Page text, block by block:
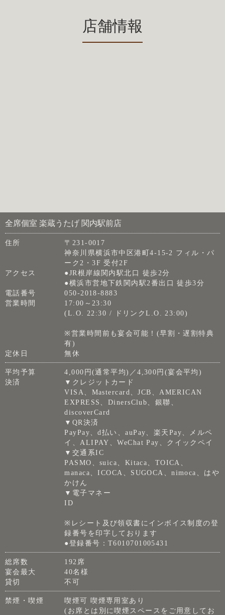
店舗情報
全席個室 楽蔵うたげ 関内駅前店
住所
〒231-0017
神奈川県横浜市中区港町4-15-2 フィル・パ
ーク2・3F 受付2F
アクセス
●JR根岸線関内駅北口 徒歩2分
●横浜市営地下鉄関内駅2番出口 徒歩3分
電話番号
050-2018-8883
営業時間
17:00～23:30
(L.O. 22:30 / ドリンクL.O. 23:00)
※営業時間前も宴会可能！(早割・遅割特典
有)
定休日
無休
平均予算
4,000円(通常平均)／4,300円(宴会平均)
決済
▼クレジットカード
VISA、Mastercard、JCB、AMERICAN
EXPRESS、DinersClub、銀聯、
discoverCard
▼QR決済
PayPay、d払い、auPay、楽天Pay、メルペ
イ、ALIPAY、WeChat Pay、クイックペイ
▼交通系IC
PASMO、suica、Kitaca、TOICA、
manaca、ICOCA、SUGOCA、nimoca、はや
かけん
▼電子マネー
ID
※レシート及び領収書にインボイス制度の登
録番号を印字しております
●登録番号：T6010701005431
総席数
192席
宴会最大
40名様
貸切
不可
禁煙・喫煙
喫煙可 喫煙専用室あり
(お席とは別に喫煙スペースをご用意してお